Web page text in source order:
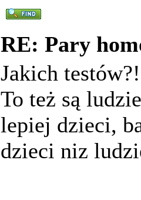
RE: Pary
Jakich
To też są
lepiej dzieci,
dzieci niz